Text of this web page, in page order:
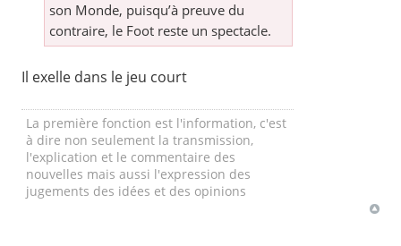
son Monde, puisqu’à preuve du
contraire, le Foot reste un spectacle.
Il exelle dans le jeu court
La première fonction est l'information, c'est
à dire non seulement la transmission,
l'explication et le commentaire des
nouvelles mais aussi l'expression des
jugements des idées et des opinions